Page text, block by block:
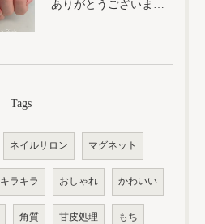
Tags
ネイルサロン マグネット
キラキラ おしゃれ かわいい
角質 甘皮処理 もち